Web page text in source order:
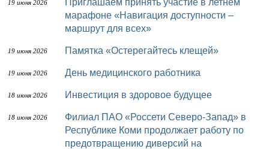
19 июня 2026
Приглашаем принять участие в летнем
марафоне «Навигация доступности –
маршрут для всех»
19 июня 2026 Памятка «Остерегайтесь клещей»
19 июня 2026 День медицинского работника
18 июня 2026 Инвестиция в здоровое будущее
18 июня 2026
Филиал ПАО «Россети Северо-Запад» в
Республике Коми продолжает работу по
предотвращению диверсий на